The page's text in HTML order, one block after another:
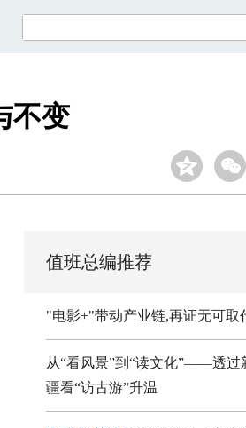
不变
值班总编推荐
"电影+"带动产业链,再证无可取
从“看风景”到“读文化”——透过
疆看“访古游”升温